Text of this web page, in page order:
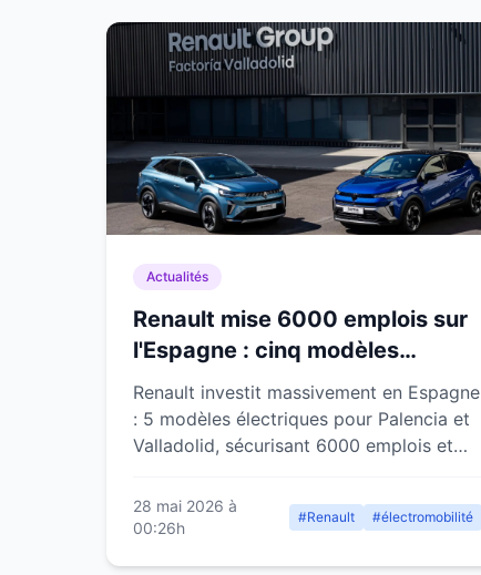
Actualités
Renault mise 6000 emplois sur
l'Espagne : cinq modèles
électriques pour Palencia et
Valladolid
Renault investit massivement en Espagne
: 5 modèles électriques pour Palencia et
Valladolid, sécurisant 6000 emplois et
28 mai 2026 à
00:26h
#Renault #électromobilité